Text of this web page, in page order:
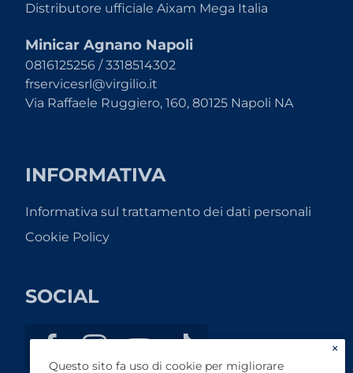
Distributore ufficiale Aixam Mega Italia
Minicar Agnano Napoli
0816125256 / 3318514302
frservicesrl@virgilio.it
Via Raffaele Ruggiero, 160, 80125 Napoli NA
INFORMATIVA
Informativa sul trattamento dei dati personali
Cookie Policy
SOCIAL
×
Questo sito fa uso di cookie per migliorare